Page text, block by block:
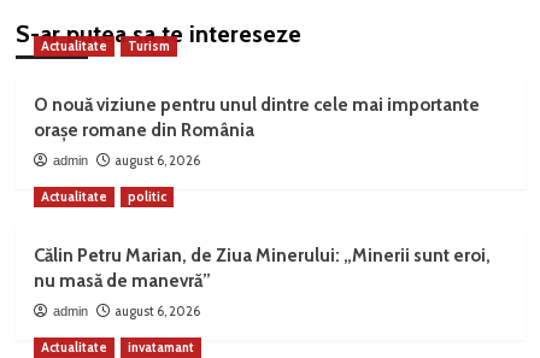
S-ar putea sa te intereseze
Actualitate Turism
O nouă viziune pentru unul dintre cele mai importante
orașe romane din România
admin august 6, 2026
Actualitate politic
Călin Petru Marian, de Ziua Minerului: „Minerii sunt eroi,
nu masă de manevră”
admin august 6, 2026
Actualitate invatamant